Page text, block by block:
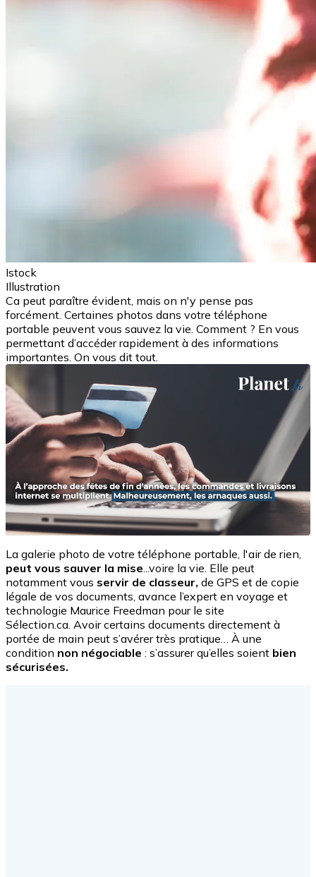
Istock
Illustration
Ca peut paraître évident, mais on n'y pense pas
forcément. Certaines photos dans votre téléphone
portable peuvent vous sauvez la vie. Comment ? En vous
permettant d’accéder rapidement à des informations
importantes. On vous dit tout.
La galerie photo de votre téléphone portable, l'air de rien,
peut vous sauver la mise ...voire la vie. Elle peut
notamment vous servir de classeur, de GPS et de copie
légale de vos documents, avance l’expert en voyage et
technologie Maurice Freedman pour le site
Sélection.ca. Avoir certains documents directement à
portée de main peut s’avérer très pratique… À une
condition non négociable : s’assurer qu’elles soient bien
sécurisées.